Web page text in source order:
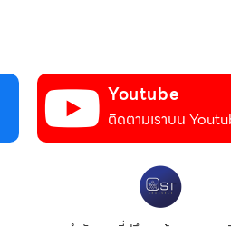
Youtube
ติดตามเราบน